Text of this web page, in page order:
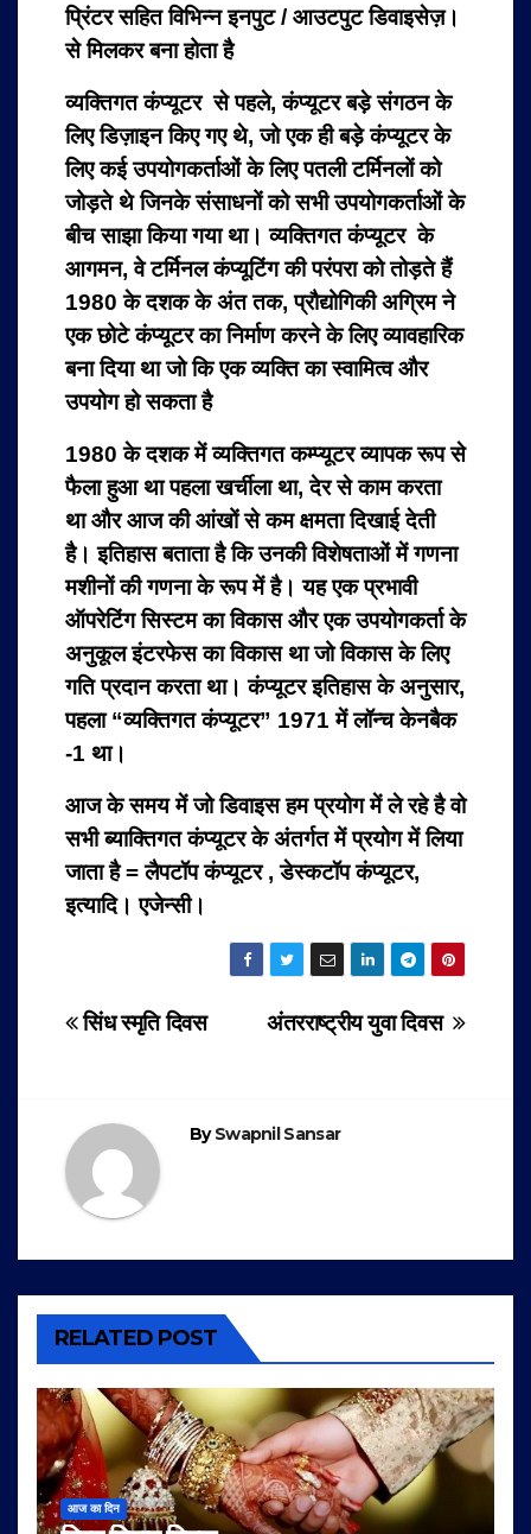
प्रिंटर सहित विभिन्न इनपुट / आउटपुट डिवाइसेज़।
से मिलकर बना होता है
व्यक्तिगत कंप्यूटर से पहले, कंप्यूटर बड़े संगठन के
लिए डिज़ाइन किए गए थे, जो एक ही बड़े कंप्यूटर के
लिए कई उपयोगकर्ताओं के लिए पतली टर्मिनलों को
जोड़ते थे जिनके संसाधनों को सभी उपयोगकर्ताओं के
बीच साझा किया गया था। व्यक्तिगत कंप्यूटर के
आगमन, वे टर्मिनल कंप्यूटिंग की परंपरा को तोड़ते हैं
1980 के दशक के अंत तक, प्रौद्योगिकी अग्रिम ने
एक छोटे कंप्यूटर का निर्माण करने के लिए व्यावहारिक
बना दिया था जो कि एक व्यक्ति का स्वामित्व और
उपयोग हो सकता है
1980 के दशक में व्यक्तिगत कम्प्यूटर व्यापक रूप से
फैला हुआ था पहला खर्चीला था, देर से काम करता
था और आज की आंखों से कम क्षमता दिखाई देती
है। इतिहास बताता है कि उनकी विशेषताओं में गणना
मशीनों की गणना के रूप में है। यह एक प्रभावी
ऑपरेटिंग सिस्टम का विकास और एक उपयोगकर्ता के
अनुकूल इंटरफेस का विकास था जो विकास के लिए
गति प्रदान करता था।कंप्यूटर इतिहास के अनुसार,
पहला “व्यक्तिगत कंप्यूटर” 1971 में लॉन्च केनबैक
-1 था।
आज के समय में जो डिवाइस हम प्रयोग में ले रहे है वो
सभी ब्याक्तिगत कंप्यूटर के अंतर्गत में प्रयोग में लिया
जाता है = लैपटॉप कंप्यूटर , डेस्कटॉप कंप्यूटर,
इत्यादि। एजेन्सी।
Post
अंतरराष्ट्रीय युवा दिवस
सिंध स्मृति दिवस
BySwapnil Sansar
RELATED POST
आज का दिन